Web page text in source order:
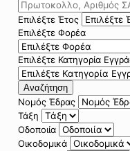
Επιλέξτε Έτος
Επιλέξτε Φορέα
Επιλέξτε Κατηγορία
Αναζήτηση
Νομός Έδρας
Τάξη
Οδοποιία
Οικοδομικά